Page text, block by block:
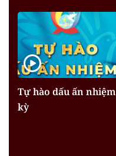
Tự hào dấu ấn nhiệm
kỳ